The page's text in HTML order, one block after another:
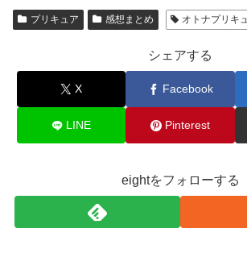
プリキュア 感想まとめ オトナプリキ
シェアする
X Facebook
LINE Pinterest
eightをフォローする